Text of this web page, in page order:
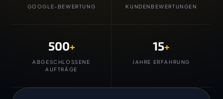
GOOGLE-BEWERTUNG KUNDENBEWERTUNGEN
500+
ABGESCHLOSSENE
AUFTRÄGE
15+
JAHRE ERFAHRUNG